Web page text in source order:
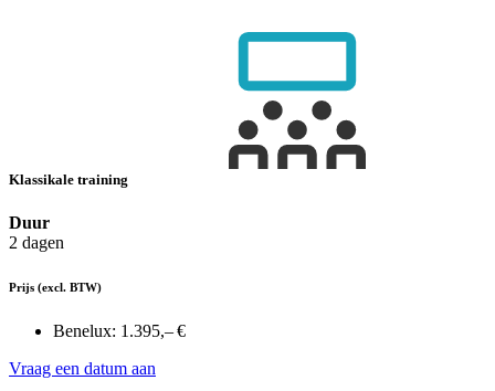
Klassikale training
Duur
2 dagen
Prijs (excl. BTW)
Benelux: 1.395,– €
Vraag een datum aan